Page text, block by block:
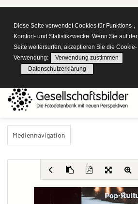
Diese Seite verwendet Cookies für Funktions-,
Komfort- und Statistikzwecke. Wenn Sie auf der
Seite weitersurfen, akzeptieren Sie die Cookie-
Verwendung:
Verwendung zustimmen
Datenschutzerklärung
Mediennavigation